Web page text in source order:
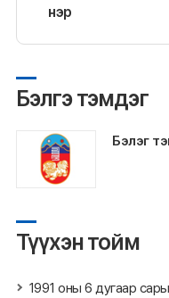
нэр
Бэлгэ тэмдэг
Бэлэг
Түүхэн тойм
1991 оны 6 дугаар